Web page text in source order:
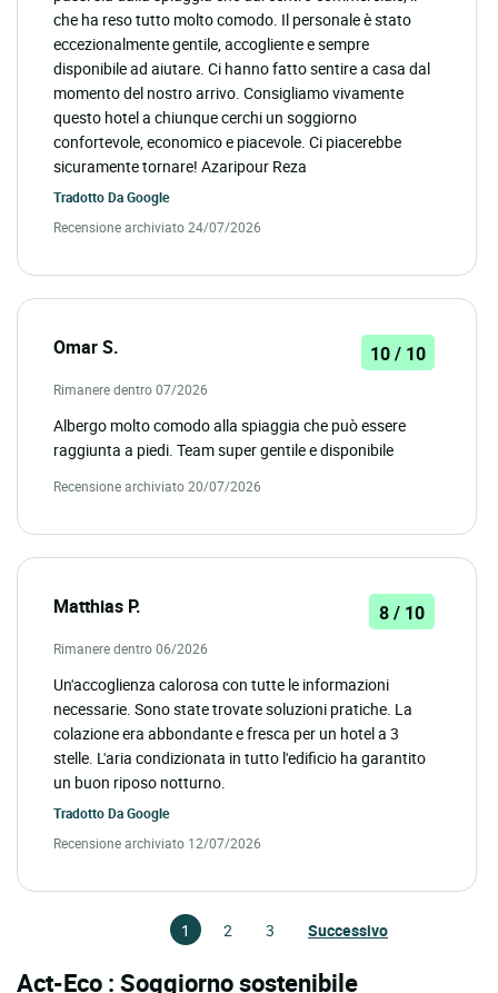
che ha reso tutto molto comodo. Il personale è stato
eccezionalmente gentile, accogliente e sempre
disponibile ad aiutare. Ci hanno fatto sentire a casa dal
momento del nostro arrivo. Consigliamo vivamente
questo hotel a chiunque cerchi un soggiorno
confortevole, economico e piacevole. Ci piacerebbe
sicuramente tornare! Azaripour Reza
Tradotto DaGoogle
Recensione archiviato 24/07/2026
Omar S. 10 / 10
Rimanere dentro 07/2026
Albergo molto comodo alla spiaggia che può essere
raggiunta a piedi. Team super gentile e disponibile
Recensione archiviato 20/07/2026
Matthias P. 8 / 10
Rimanere dentro 06/2026
Un'accoglienza calorosa con tutte le informazioni
necessarie. Sono state trovate soluzioni pratiche. La
colazione era abbondante e fresca per un hotel a 3
stelle. L'aria condizionata in tutto l'edificio ha garantito
un buon riposo notturno.
Tradotto DaGoogle
Recensione archiviato 12/07/2026
1 2 3 Successivo
Act-Eco : Soggiorno sostenibile